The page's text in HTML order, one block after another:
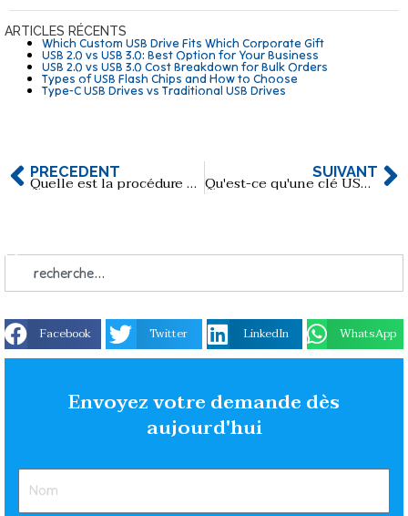
ARTICLES RÉCENTS
Which Custom USB Drive Fits Which Corporate Gift
USB 2.0 vs USB 3.0: Best Option for Your Business
USB 2.0 vs USB 3.0 Cost Breakdown for Bulk Orders
Types of USB Flash Chips and How to Choose
Type-C USB Drives vs Traditional USB Drives
PRÉCÉDENT Quelle est la procédure à suivre par la Malaisie pour importer des clés USB de Chine ? SUIVANT
Qu'est-ce qu'une clé USB ?
Facebook Twitter LinkedIn WhatsApp
Envoyez votre demande dès
aujourd'hui